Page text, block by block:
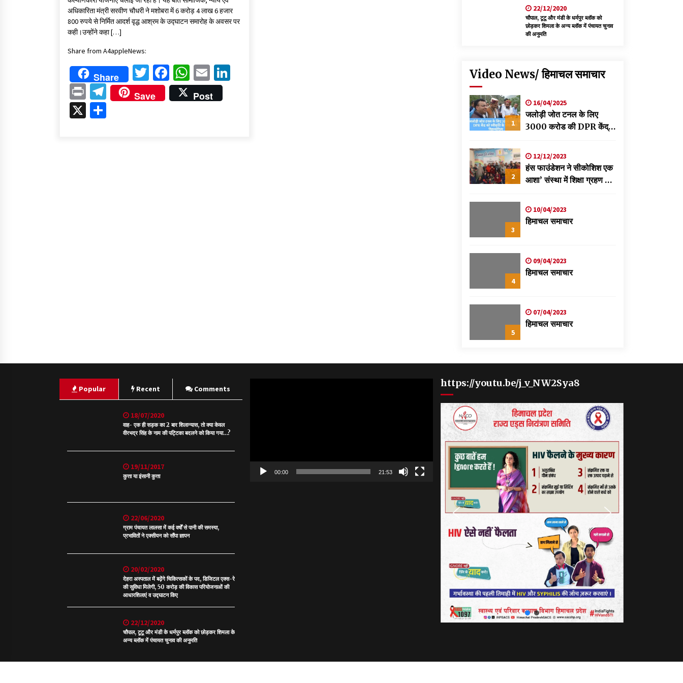
अधिकारिता मंत्री सरवीण चौधरी ने मशोबरा में 6 करोड़ 4 लाख 6 हजार
800 रुपये से निर्मित आदर्श वृद्ध आश्रम के उद्घाटन समारोह के अवसर पर
कही।उन्होंने कहा […]
Share from A4appleNews:
Share Twitter
Facebook
WhatsApp
Email
PrintTelegram
Save Post
X
22/12/2020
चौपाल, टूटू और मंडी के धर्मपुर ब्लॉक को
छोड़कर शिमला के अन्य ब्लॉक में पंचायत चुनाव
की अनुमति
Video News/ हिमाचल समाचार
1
16/04/2025
जलोड़ी जोत टनल के लिए
3000 करोड की DPR केंद्र
विक्रमादित्य
2
12/12/2023
हंस फाउंडेशन ने सीकोशिश एक
आशा’ संस्था में शिक्षा ग्रहण कर
स्वास्थ्य शिविर
3
10/04/2023
हिमाचल समाचार
4
09/04/2023
हिमाचल समाचार
5
07/04/2023
हिमाचल समाचार
Popular Recent Comments
18/07/2020
वाह- एक ही सड़क का 2 बार शिलान्यास, तो क्या केवल
वीरभद्र सिंह के नाम की पट्टिका बदलने को किया गया…?
19/11/2017
कुत्ता या इंसानी कुत्ता
22/06/2020
ग्राम पंचायत लालसा में कई वर्षों से पानी की समस्या,
प्रभावितों ने एक्सीयन को सौंपा ज्ञापन
20/02/2020
देहरा अस्पताल में बढ़ेंगे चिकित्सकों के पद, डिजिटल एक्स-रे
की सुविधा मिलेगी, 50 करोड़ की विकास परियोजनाओं की
आधारशिलाएं व उद्घाटन किए
22/12/2020
चौपाल, टूटू और मंडी के धर्मपुर ब्लॉक को छोड़कर शिमला के
अन्य ब्लॉक में पंचायत चुनाव की अनुमति
00:00 21:53
https://youtu.be/j_v_NW2Sya8